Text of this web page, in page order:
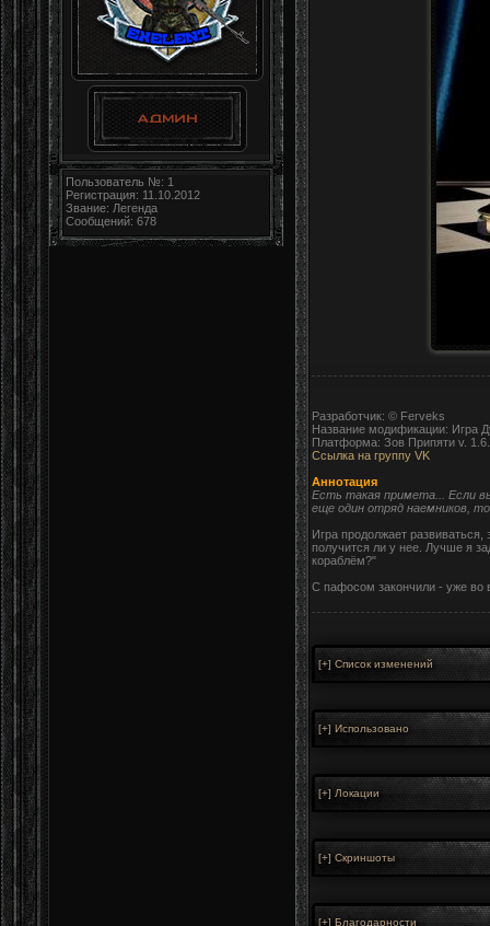
Пользователь №: 1
Регистрация: 11.10.2012
Звание: Легенда
Сообщений: 678
Разработчик: © Ferveks
Название модификации: Игра
Платформа: Зов Припяти v.
Ссылка на группу VK
Аннотация
Есть такая примета... Если
еще один отряд наемников,
Игра продолжает
получится ли у нее. Лучше я
кораблём?"
С пафосом закончили - уже во